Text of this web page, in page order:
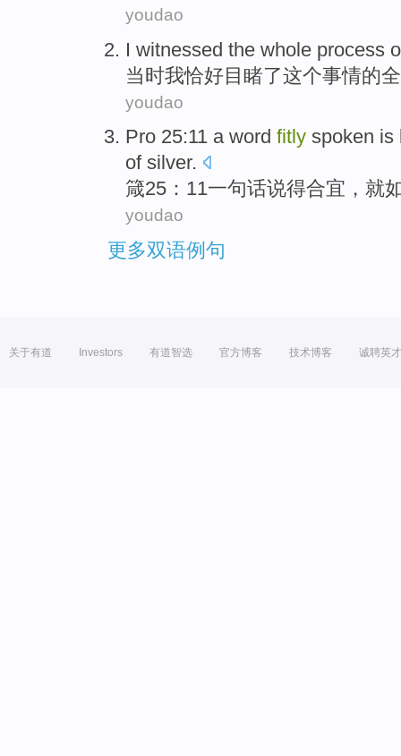
youdao
I witnessed the whole process
当时我恰好目睹了这个事情的
youdao
Pro 25:11 a word fitly spoken is
of silver.
箴25：11一句话说得合宜， 就
youdao
更多双语例句
关于有道 Investors 有道智选 官方博客 技术博客 诚聘英才